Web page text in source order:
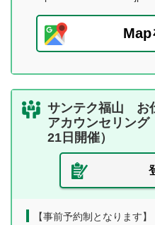
Map
サンテク福山 お
アカウンセリング
21日開催）
【事前予約制となります】